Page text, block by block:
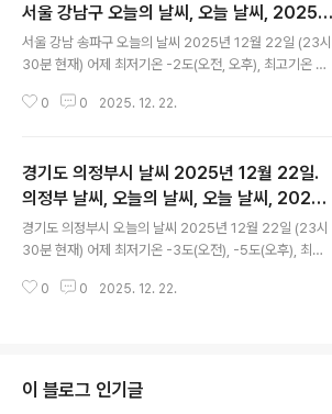
서울 강남구 오늘의 날씨, 오늘 날씨, 2025 1
222, 초미세먼지, 미세먼지, 황사, 자외선
서울 강남 송파구 오늘의 날씨 2025년 12월 22일 (23시
30분 현재) 어제 최저기온 -2도(오전, 오후), 최고기온 2
어제보다 2도 낮은 최저기온이고 어제보다 2도 높은 최고
이미지에서 오전, 오후 기상 상태 참조 대기상황 공기질은
어제 미세먼지는 좋음 = 28 ㎍/m³ 초미세먼지 좋음 = 9
㎍/m³ 황사는 보통 = 30 ㎍/m³ 자외선 (오후) = 낮음
오늘미세먼지는 보통 = 32 ㎍/m³ 초미세먼지 좋음 = 14
㎍/m³ 황사는 보통 = 17 ㎍/m³ 자외선 (오후) = 낮음
대기상태는 어..
0 0 2025. 12. 22.
경기도 의정부시 날씨 2025년 12월 22일.
의정부 날씨, 오늘의 날씨, 오늘 날씨, 2025 1
222, 초미세먼지, 미세먼지, 황사, 자외선
경기도 의정부시 오늘의 날씨 2025년 12월 22일 (23시
30분 현재) 어제 최저기온 -3도(오전), -5도(오후), 최고
(오후) 어제보다 3도 낮은 최저기온이고 어제보다 3도
공기질은어제미세먼지는 좋음 = 30 ㎍/m³ 초미세먼지
좋음 = 0 ㎍/m³ 황사는 보통 = 30 ㎍/m³자외선 (오후)
0 0 2025. 12. 22.
이 블로그 인기글